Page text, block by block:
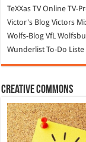
TeXXas TVOnline TV-
Victor's Blog Victors
Wolfs-Blog VfL
Wunderlist To-Do
Creative Commons